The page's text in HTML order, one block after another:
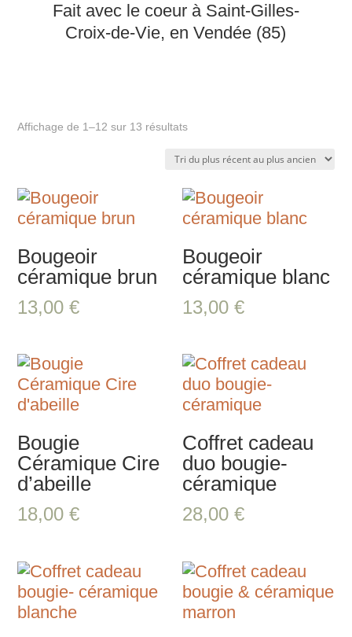
Fait avec le coeur à Saint-Gilles-
Croix-de-Vie, en Vendée (85)
Affichage de 1–12 sur 13 résultatsTrié
récent
au
ancien
Bougeoir
céramique brun
13,00€
Bougeoir
céramique blanc
13,00€
Bougie
Céramique Cire
d’abeille
18,00€
Coffret cadeau
duo bougie-
céramique
28,00€